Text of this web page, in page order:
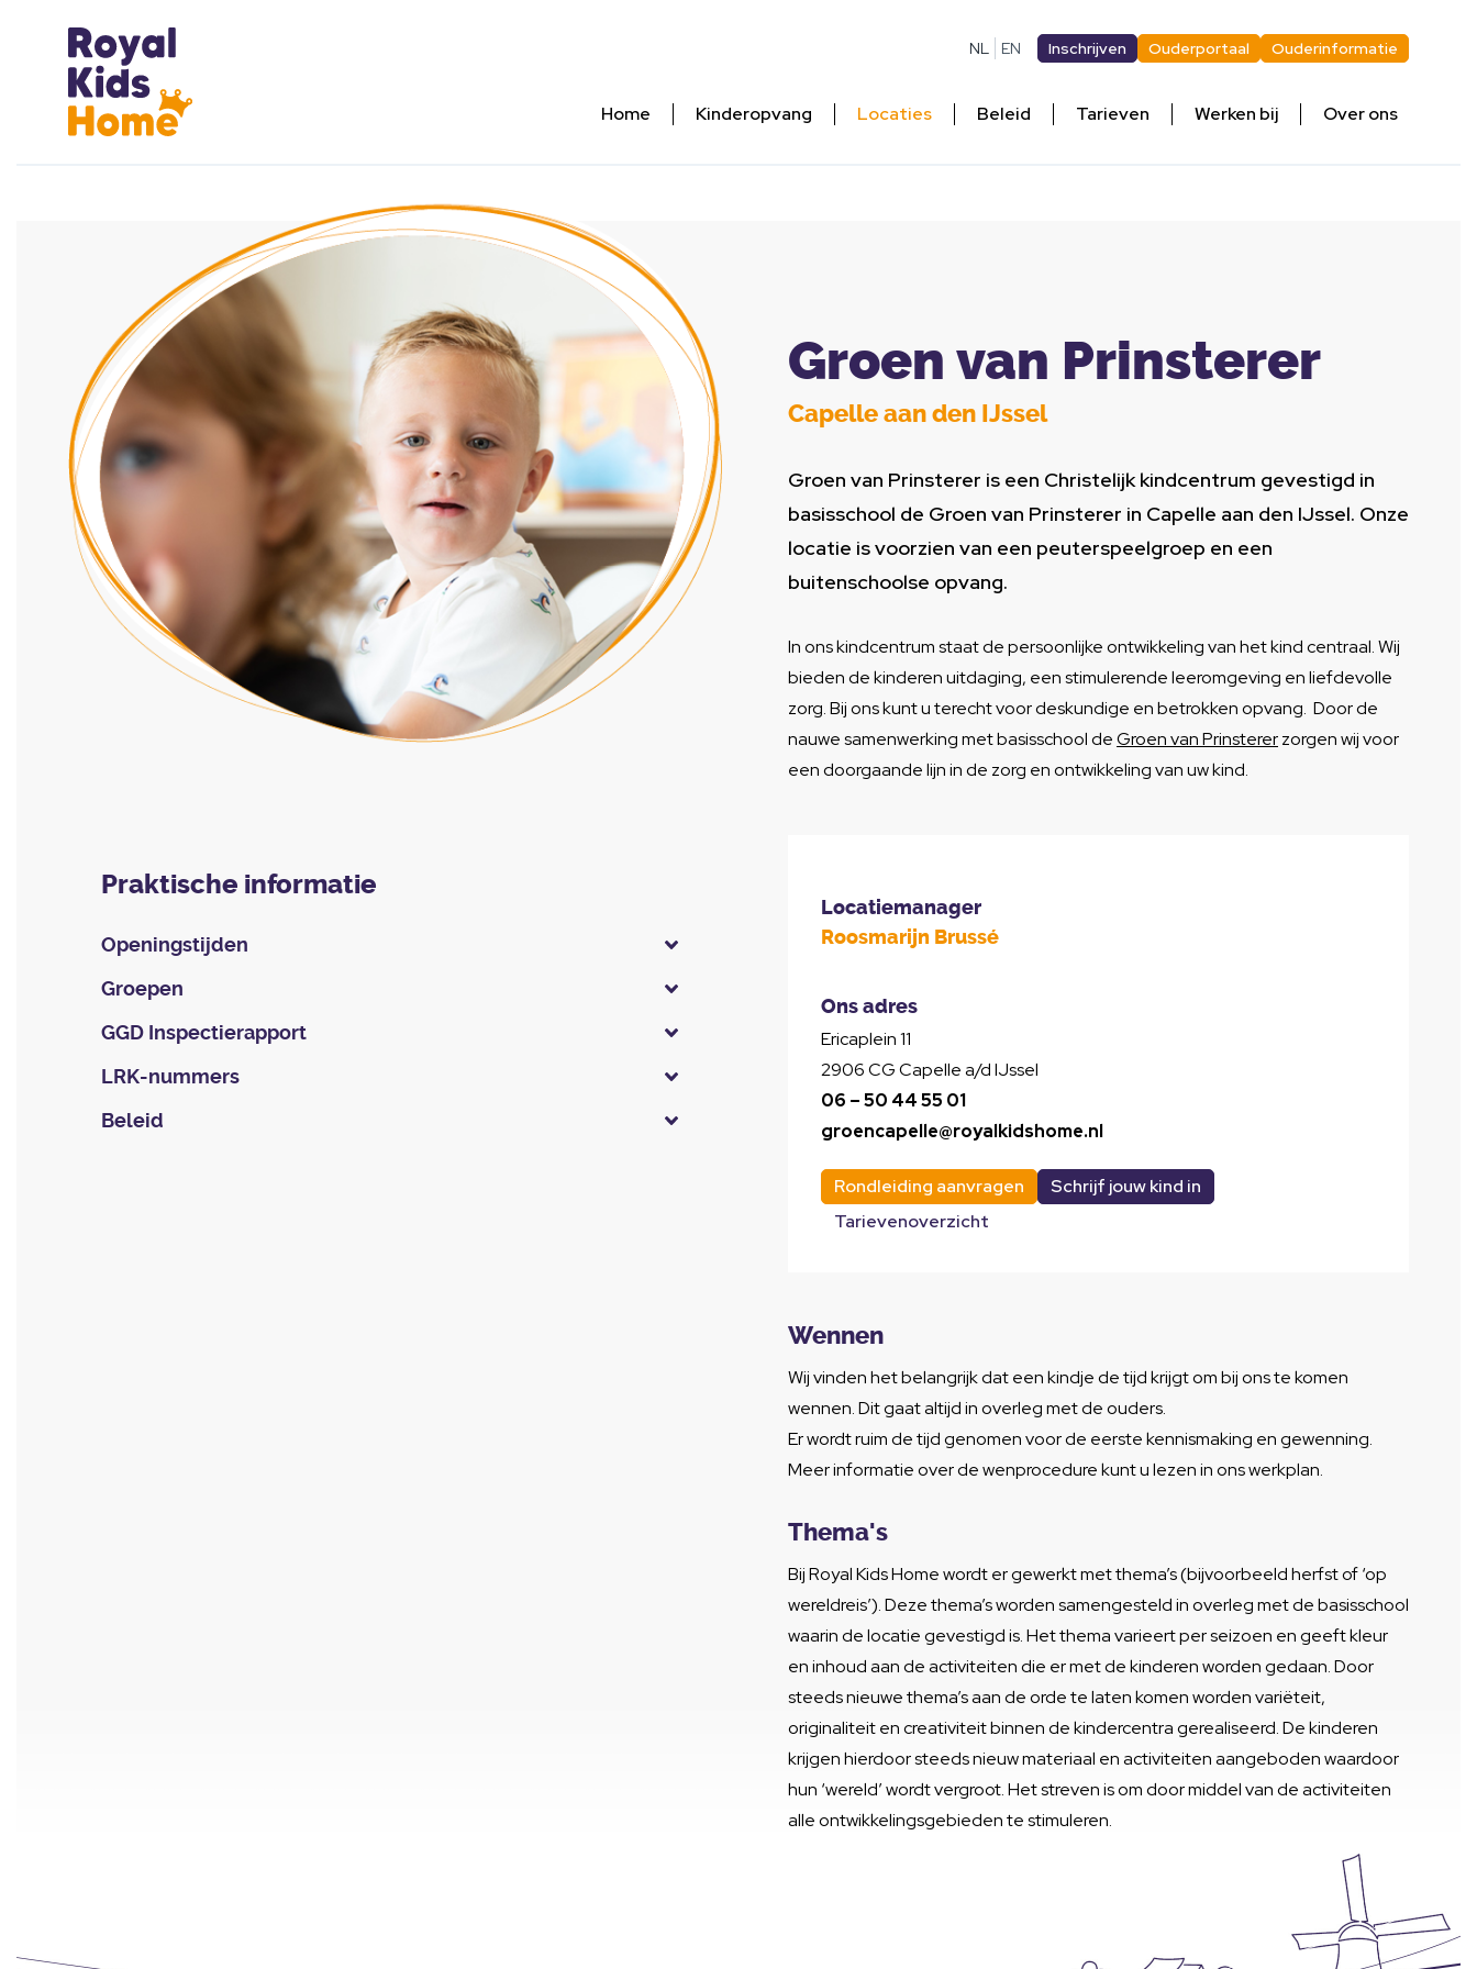
NL EN Inschrijven Ouderportaal Ouderinformatie
Home Kinderopvang Locaties Beleid Tarieven Werken bij Over ons
Groen van Prinsterer
Capelle aan den IJssel
Groen van Prinsterer is een Christelijk kindcentrum gevestigd in
basisschool de Groen van Prinsterer in Capelle aan den IJssel. Onze
locatie is voorzien van een peuterspeelgroep en een
buitenschoolse opvang.
In ons kindcentrum staat de persoonlijke ontwikkeling van het kind centraal. Wij
bieden de kinderen uitdaging, een stimulerende leeromgeving en liefdevolle
zorg. Bij ons kunt u terecht voor deskundige en betrokken opvang. Door de
nauwe samenwerking met basisschool deGroen van Prinstererzorgen wij voor
een doorgaande lijn in de zorg en ontwikkeling van uw kind.
Praktische informatie
Openingstijden
Groepen
GGD Inspectierapport
LRK-nummers
Beleid
Locatiemanager
Roosmarijn Brussé
Ons adres
Ericaplein 11
2906 CG Capelle a/d IJssel
06 – 50 44 55 01
groencapelle@royalkidshome.nl
Rondleiding aanvragen
Schrijf jouw kind in
Tarievenoverzicht
Wennen
Wij vinden het belangrijk dat een kindje de tijd krijgt om bij ons te komen
wennen. Dit gaat altijd in overleg met de ouders.
Er wordt ruim de tijd genomen voor de eerste kennismaking en gewenning.
Meer informatie over de wenprocedure kunt u lezen in ons werkplan.
Thema's
Bij Royal Kids Home wordt er gewerkt met thema’s (bijvoorbeeld herfst of ‘op
wereldreis’). Deze thema’s worden samengesteld in overleg met de basisschool
waarin de locatie gevestigd is. Het thema varieert per seizoen en geeft kleur
en inhoud aan de activiteiten die er met de kinderen worden gedaan. Door
steeds nieuwe thema’s aan de orde te laten komen worden variëteit,
originaliteit en creativiteit binnen de kindercentra gerealiseerd. De kinderen
krijgen hierdoor steeds nieuw materiaal en activiteiten aangeboden waardoor
hun ‘wereld’ wordt vergroot. Het streven is om door middel van de activiteiten
alle ontwikkelingsgebieden te stimuleren.